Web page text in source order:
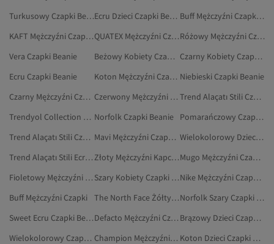
Turkusowy Czapki Beanie
Ecru Dzieci Czapki Beanie
Buff Mężczyźni Czapki, Berety I Rękawiczki
KAFT Mężczyźni Czapki Beanie
QUATEX Mężczyźni Czapki Beanie
Różowy Mężczyźni Czapki Beanie
Vera Czapki Beanie
Beżowy Kobiety Czapki Beanie
Czarny Kobiety Czapki Beanie
Ecru Czapki Beanie
Koton Mężczyźni Czapki Beanie Niebieski Czapki Beanie
Czarny Mężczyźni Czapki, Berety I Rękawiczki
Czerwony Mężczyźni Czapki Beanie
Trend Alaçatı Stili Czarny Czapki Beanie
Trendyol Collection Kobiety Czapki Beanie Norfolk Czapki Beanie
Pomarańczowy Czapki Beanie
Trend Alaçatı Stili Czerwony Czapki Beanie
Mavi Mężczyźni Czapki Beanie
Wielokolorowy Dzieci Czapki Beanie
Trend Alaçatı Stili Ecru Czapki Beanie
Złoty Mężczyźni Kapcie Domowe
Mugo Mężczyźni Czapki Beanie
Fioletowy Mężczyźni Czapki Beanie
Szary Kobiety Czapki Beanie
Nike Mężczyźni Czapki Beanie
Buff Mężczyźni Czapki
The North Face Żółty Czapki Beanie
Norfolk Szary Czapki Beanie
Sweet Ecru Czapki Beanie
Defacto Mężczyźni Czapki Beanie
Brązowy Dzieci Czapki Beanie
Wielokolorowy Czapki Beanie
Champion Mężczyźni Czapki Beanie
Koton Dzieci Czapki Beanie